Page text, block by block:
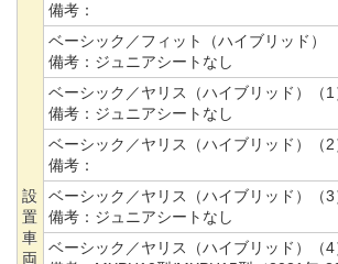
設
置
車
両
備考：
ベーシック／フィット（ハイブリッド）
備考： ジュニアシートなし
ベーシック／ヤリス（ハイブリッド）（1
備考： ジュニアシートなし
ベーシック／ヤリス（ハイブリッド）（2
備考：
ベーシック／ヤリス（ハイブリッド）（3
備考： ジュニアシートなし
ベーシック／ヤリス（ハイブリッド）（4